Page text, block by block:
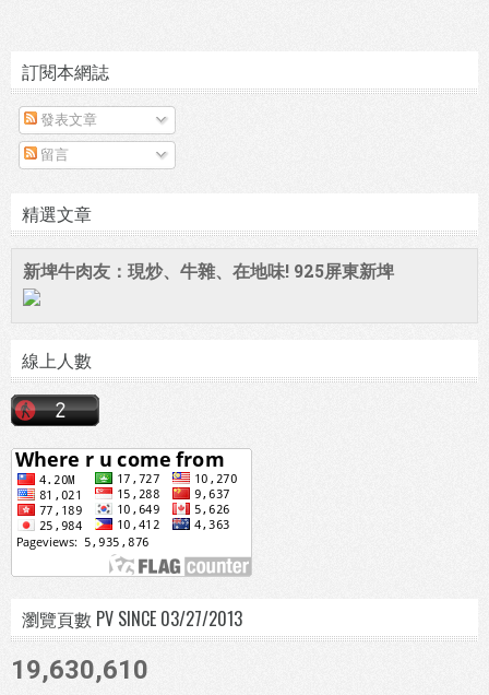
訂閱本網誌
發表文章
留言
精選文章
新埤牛肉友：現炒、牛雜、在地味! 925屏東新埤
線上人數
瀏覽頁數 PV SINCE 03/27/2013
19,630,610